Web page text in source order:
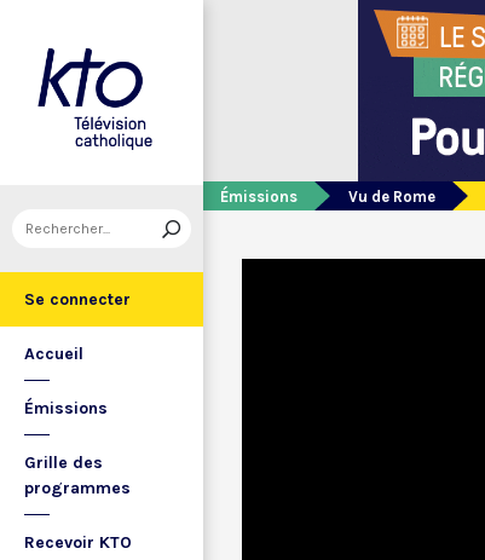
Se connecter
Accueil
Émissions
Grille des
programmes
Recevoir KTO
Émissions Vu de Rome